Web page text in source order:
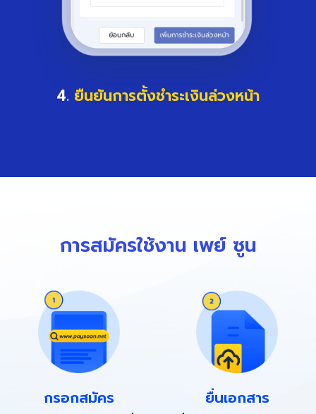
4. ยืนยันการตั้งชำระเงินล่วงหน้า
การสมัครใช้งาน เพย์ ซูน
กรอกสมัคร ยื่นเอกสาร